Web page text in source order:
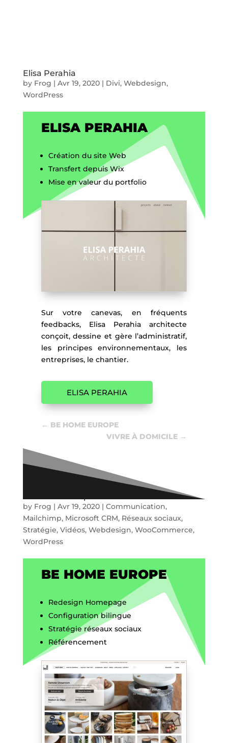
Elisa Perahia
by Frog | Avr 19, 2020| Divi, Webdesign,
WordPress
ELISA PERAHIA
Création du site Web
Transfert depuis Wix
Mise en valeur du portfolio
Sur votre canevas, en fréquents
feedbacks, Elisa Perahia architecte
conçoit, dessine et gère l’administratif,
les principes environnementaux, les
entreprises, le chantier.
ELISA PERAHIA
← BE HOME EUROPE
VIVRE À DOMICILE →
by Frog | Avr 19, 2020| Communication,
Mailchimp, Microsoft CRM, Réseaux sociaux,
Stratégie, Vidéos, Webdesign, WooCommerce,
WordPress
BE HOME EUROPE
Redesign Homepage
Configuration bilingue
Stratégie réseaux sociaux
Référencement